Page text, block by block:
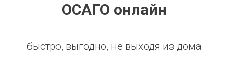
ОСАГО онлайн
быстро, выгодно, не выходя из дома